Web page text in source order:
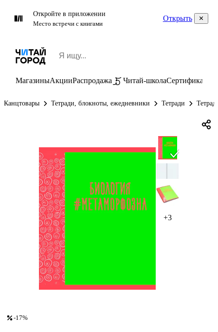
Откройте в приложении
Место встречи с книгами
Открыть
МагазиныАкцииРаспродажа Читай-школаСертификаты
Канцтовары Тетради, блокноты, ежедневники Тетради
+3
-17%